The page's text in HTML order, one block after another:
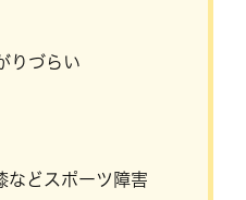
りづらい
などスポーツ障害